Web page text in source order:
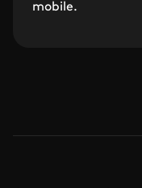
mobile.